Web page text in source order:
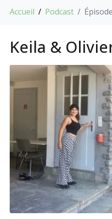
Accueil Podcast
Keila &